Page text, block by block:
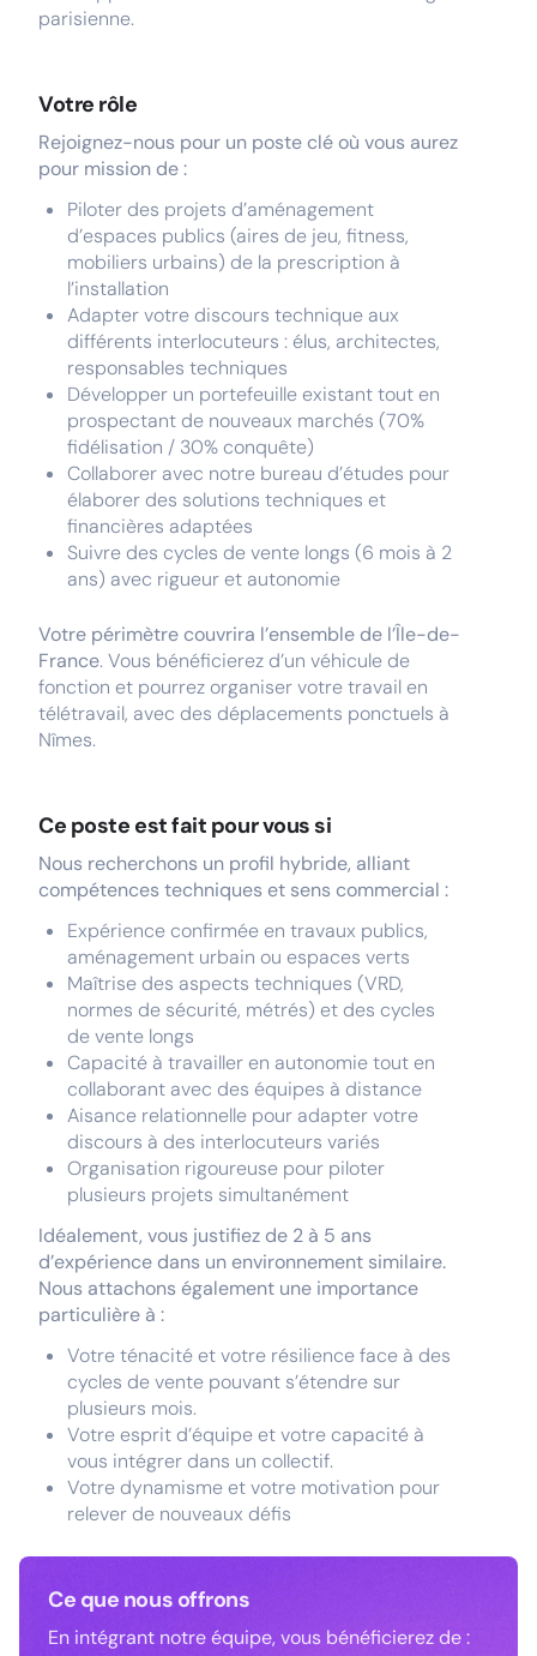
parisienne.
Votre rôle
Rejoignez-nous pour un poste clé où vous aurez
pour mission de :
Piloter des projets d’aménagement
d’espaces publics (aires de jeu, fitness,
mobiliers urbains) de la prescription à
l’installation
Adapter votre discours technique aux
différents interlocuteurs : élus, architectes,
responsables techniques
Développer un portefeuille existant tout en
prospectant de nouveaux marchés (70%
fidélisation / 30% conquête)
Collaborer avec notre bureau d’études pour
élaborer des solutions techniques et
financières adaptées
Suivre des cycles de vente longs (6 mois à 2
ans) avec rigueur et autonomie
Votre périmètre couvrira l’ensemble de l’Île-de-
France. Vous bénéficierez d’un véhicule de
fonction et pourrez organiser votre travail en
télétravail, avec des déplacements ponctuels à
Nîmes.
Ce poste est fait pour vous si
Nous recherchons un profil hybride, alliant
compétences techniques et sens commercial :
Expérience confirmée en travaux publics,
aménagement urbain ou espaces verts
Maîtrise des aspects techniques (VRD,
normes de sécurité, métrés) et des cycles
de vente longs
Capacité à travailler en autonomie tout en
collaborant avec des équipes à distance
Aisance relationnelle pour adapter votre
discours à des interlocuteurs variés
Organisation rigoureuse pour piloter
plusieurs projets simultanément
Idéalement, vous justifiez de 2 à 5 ans
d’expérience dans un environnement similaire.
Nous attachons également une importance
particulière à :
Votre ténacité et votre résilience face à des
cycles de vente pouvant s’étendre sur
plusieurs mois.
Votre esprit d’équipe et votre capacité à
vous intégrer dans un collectif.
Votre dynamisme et votre motivation pour
relever de nouveaux défis
Ce que nous offrons
En intégrant notre équipe, vous bénéficierez de :